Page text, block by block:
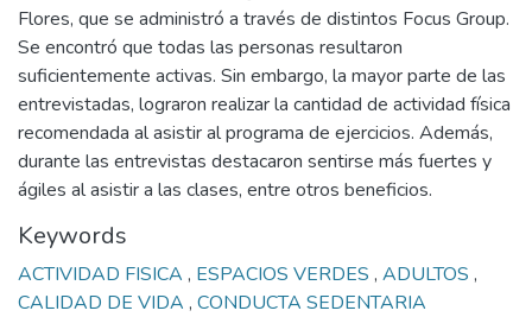
Flores, que se administró a través de distintos Focus Group.
Se encontró que todas las personas resultaron
suficientemente activas. Sin embargo, la mayor parte de las
entrevistadas, lograron realizar la cantidad de actividad física
recomendada al asistir al programa de ejercicios. Además,
durante las entrevistas destacaron sentirse más fuertes y
ágiles al asistir a las clases, entre otros beneficios.
Keywords
ACTIVIDAD FISICA , ESPACIOS VERDES , ADULTOS ,
CALIDAD DE VIDA , CONDUCTA SEDENTARIA